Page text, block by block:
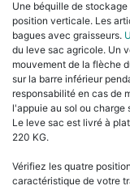
Une béquille de
position verticale. Les
bagues avec graisseurs.
du leve sac agricole. Un
mouvement de la flèche
sur la barre inférieur
responsabilité en cas de
l'appuie au sol ou charge
Le leve sac est livré à
220 KG.
Vérifiez les quatre
caractéristique de votre